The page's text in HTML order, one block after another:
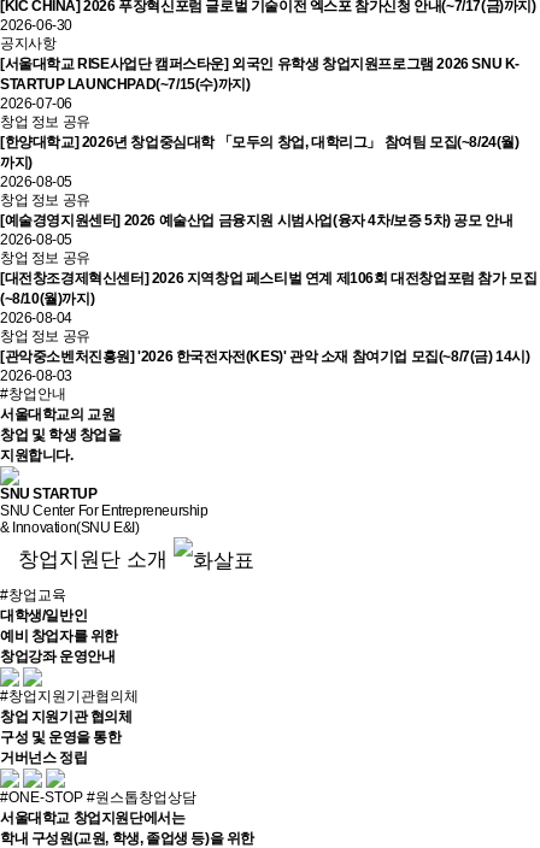
[KIC CHINA] 2026 푸장혁신포럼 글로벌 기술이전 엑스포 참가신청 안내(~7/17(금)까지)
2026-06-30
공지사항
[서울대학교 RISE사업단 캠퍼스타운] 외국인 유학생 창업지원프로그램 2026 SNU K-
STARTUP LAUNCHPAD(~7/15(수)까지)
2026-07-06
창업 정보 공유
[한양대학교] 2026년 창업중심대학 「모두의 창업, 대학리그」 참여팀 모집(~8/24(월)
까지)
2026-08-05
창업 정보 공유
[예술경영지원센터] 2026 예술산업 금융지원 시범사업(융자 4차/보증 5차) 공모 안내
2026-08-05
창업 정보 공유
[대전창조경제혁신센터] 2026 지역창업 페스티벌 연계 제106회 대전창업포럼 참가 모집
(~8/10(월)까지)
2026-08-04
창업 정보 공유
[관악중소벤처진흥원] '2026 한국전자전(KES)' 관악 소재 참여기업 모집(~8/7(금) 14시)
2026-08-03
#창업안내
서울대학교의 교원
창업 및 학생 창업을
지원합니다.
SNU STARTUP
SNU Center For Entrepreneurship
& Innovation(SNU E&I)
창업지원단 소개
#창업교육
대학생/일반인
예비 창업자를 위한
창업강좌 운영안내
#창업지원기관협의체
창업 지원기관 협의체
구성 및 운영을 통한
거버넌스 정립
#ONE-STOP #원스톱창업상담
서울대학교 창업지원단에서는
학내 구성원(교원, 학생, 졸업생 등)을 위한